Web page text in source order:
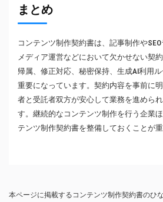
まとめ
コンテンツ制作契約書は、記事制作や
メディア運営などにおいて欠かせない契
帰属、修正対応、秘密保持、生成AI利用
重要になっています。契約内容を事前に
者と受託者双方が安心して業務を進めら
す。継続的なコンテンツ制作を行う企業
テンツ制作契約書を整備しておくことが重
本ページに掲載するコンテンツ制作契約書のひ